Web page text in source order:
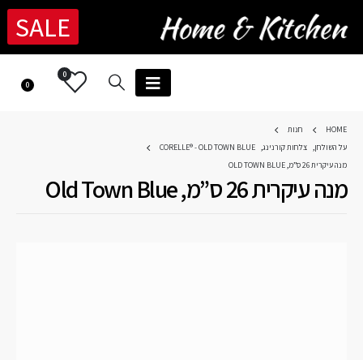
SALE
0
0
HOME
חנות
על השולחן, צלחות קורנינג,
CORELLE® - OLD TOWN BLUE
מנה עיקרית 26 ס”מ, OLD TOWN BLUE
מנה עיקרית 26 ס”מ, Old Town Blue